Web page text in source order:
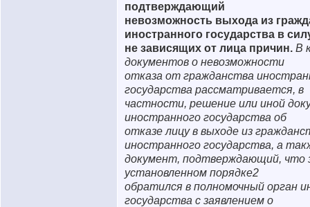
подтверждающий
невозможность выхода из
иностранного государства в
не зависящих от лица причин. В
документов о невозможности
отказа от гражданства
государства рассматривается, в
частности, решение или иной
иностранного государства об
отказе лицу в выходе из
иностранного государства, а
документ, подтверждающий, что
установленном порядке2
обратился в полномочный орган
государства с заявлением о